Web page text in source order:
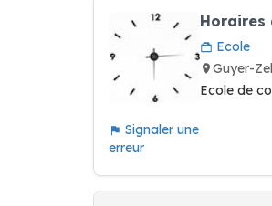
Signaler une
erreur
Horaires
Ecole
Guyer-
Ecole de